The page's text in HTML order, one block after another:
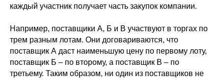
каждый участник получает часть закупок компании.
Например, поставщики А, Б и В участвуют в торгах по
трем разным лотам. Они договариваются, что
поставщик А даст наименьшую цену по первому лоту,
поставщик Б – по второму, а поставщик В – по
третьему. Таким образом, ни один из поставщиков не